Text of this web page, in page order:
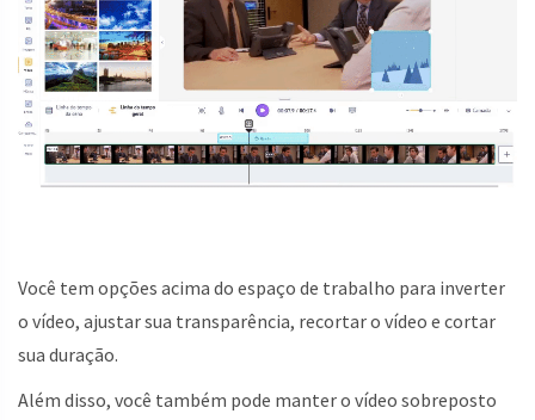
Você tem opções acima do espaço de trabalho para inverter
o vídeo, ajustar sua transparência, recortar o vídeo e cortar
sua duração.
Além disso, você também pode manter o vídeo sobreposto